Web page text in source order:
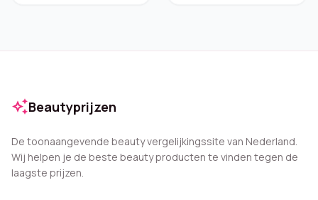
auto_awesomeBeautyprijzen
De toonaangevende beauty vergelijkingssite van Nederland.
Wij helpen je de beste beauty producten te vinden tegen de
laagste prijzen.